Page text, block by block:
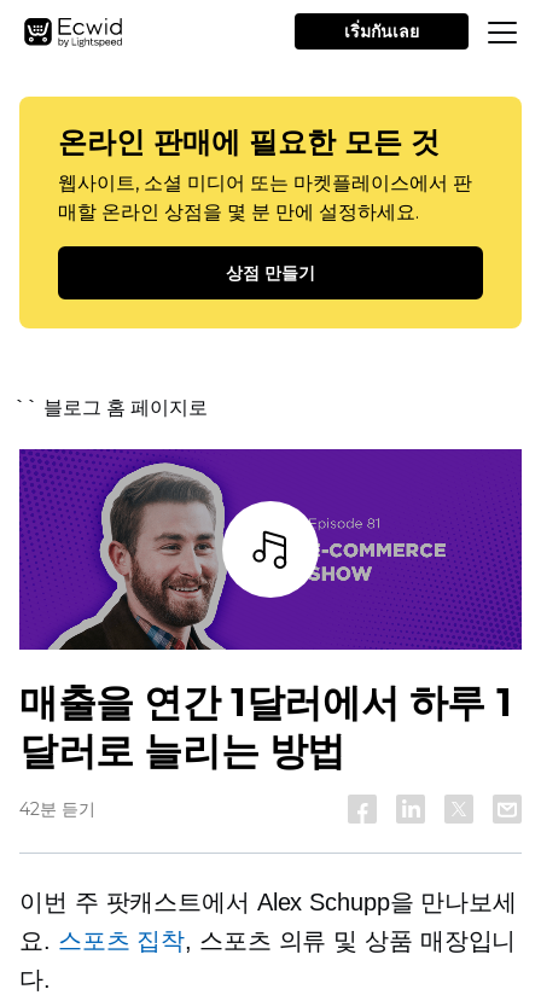
เริ่มกันเลย
온라인 판매에 필요한 모든 것
웹사이트, 소셜 미디어 또는 마켓플레이스에서 판
매할 온라인 상점을 몇 분 만에 설정하세요.
상점 만들기
`` 블로그 홈 페이지로
매출을 연간 1달러에서 하루 1
달러로 늘리는 방법
42분 듣기
이번 주 팟캐스트에서 Alex Schupp을 만나보세
요. 스포츠 집착, 스포츠 의류 및 상품 매장입니
다.